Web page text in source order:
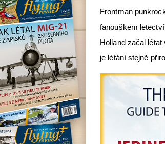
Frontman
fanouškem
Holland začal
je létání stejně